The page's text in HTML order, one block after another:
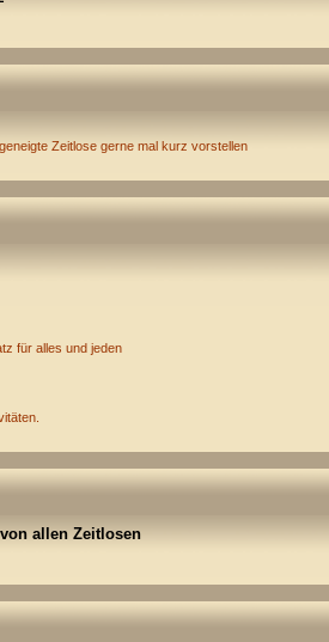
Zeitlose gerne mal kurz vorstellen
für alles und jeden
allen Zeitlosen